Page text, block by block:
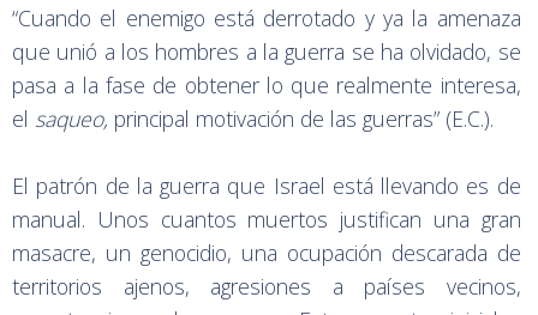
“Cuando el enemigo está derrotado y ya la amenaza
que unió a los hombres a la guerra se ha olvidado, se
pasa a la fase de obtener lo que realmente interesa,
el saqueo, principal motivación de las guerras” (E.C.).
El patrón de la guerra que Israel está llevando es de
manual. Unos cuantos muertos justifican una gran
masacre, un genocidio, una ocupación descarada de
territorios ajenos, agresiones a países vecinos,